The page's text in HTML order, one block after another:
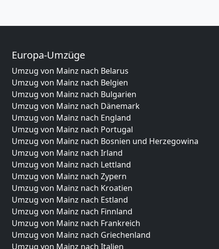
Europa-Umzüge
Umzug von Mainz nach Belarus
Umzug von Mainz nach Belgien
Umzug von Mainz nach Bulgarien
Umzug von Mainz nach Dänemark
Umzug von Mainz nach England
Umzug von Mainz nach Portugal
Umzug von Mainz nach Bosnien und Herzegowina
Umzug von Mainz nach Irland
Umzug von Mainz nach Lettland
Umzug von Mainz nach Zypern
Umzug von Mainz nach Kroatien
Umzug von Mainz nach Estland
Umzug von Mainz nach Finnland
Umzug von Mainz nach Frankreich
Umzug von Mainz nach Griechenland
Umzug von Mainz nach Italien